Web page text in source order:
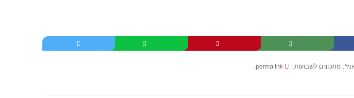
, מתכונים לשבועות.
permalink
.